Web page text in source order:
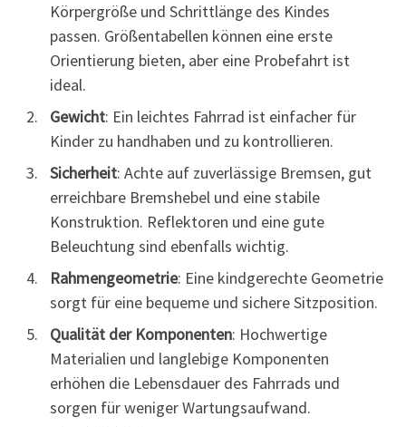
Körpergröße und Schrittlänge des Kindes
passen. Größentabellen können eine erste
Orientierung bieten, aber eine Probefahrt ist
ideal.
Gewicht: Ein leichtes Fahrrad ist einfacher für
Kinder zu handhaben und zu kontrollieren.
Sicherheit: Achte auf zuverlässige Bremsen, gut
erreichbare Bremshebel und eine stabile
Konstruktion. Reflektoren und eine gute
Beleuchtung sind ebenfalls wichtig.
Rahmengeometrie: Eine kindgerechte Geometrie
sorgt für eine bequeme und sichere Sitzposition.
Qualität der Komponenten: Hochwertige
Materialien und langlebige Komponenten
erhöhen die Lebensdauer des Fahrrads und
sorgen für weniger Wartungsaufwand.